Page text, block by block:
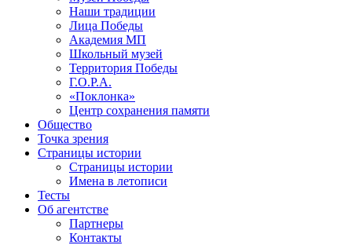
Наши традиции
Лица Победы
Академия МП
Школьный музей
Территория Победы
Г.О.Р.А.
«Поклонка»
Центр сохранения памяти
Общество
Точка зрения
Страницы истории
Страницы истории
Имена в летописи
Тесты
Об агентстве
Партнеры
Контакты